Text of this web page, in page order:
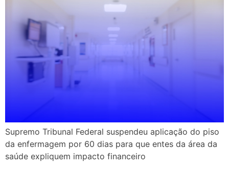
Supremo Tribunal Federal suspendeu aplicação do piso
da enfermagem por 60 dias para que entes da área da
saúde expliquem impacto financeiro